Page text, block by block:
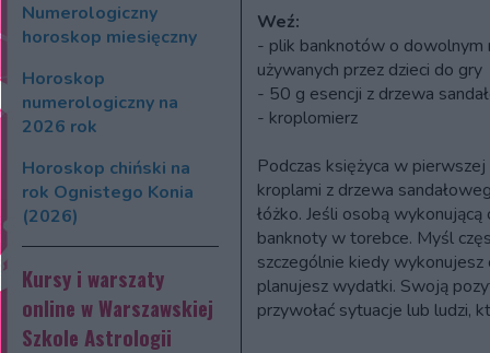
Numerologiczny
horoskop miesięczny
Horoskop
numerologiczny na
2026 rok
Horoskop chiński na
rok Ognistego Konia
(2026)
Kursy i warszaty
online w Warszawskiej
Szkole Astrologii
Weź:
- plik banknotów o dowolnym
używanych przez dzieci do gry
- 50 g esencji z drzewa
- kroplomierz
Podczas księżyca w
kroplami z drzewa
łóżko. Jeśli osobą
banknoty w torebce. Myśl
szczególnie kiedy
planujesz wydatki. Swoją
przywołać sytuacje lub ludzi,